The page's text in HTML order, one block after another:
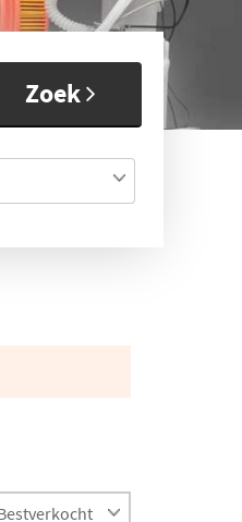
Zoek